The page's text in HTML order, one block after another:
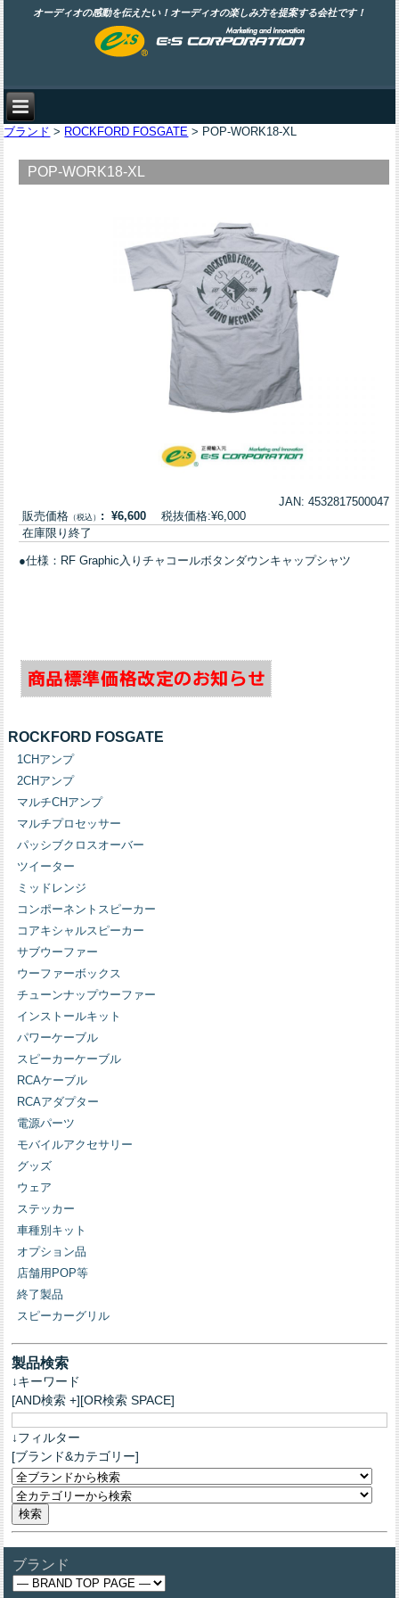
オーディオの感動を伝えたい！オーディオの楽しみ方を提案する会社です！
ブランド > ROCKFORD FOSGATE > POP-WORK18-XL
POP-WORK18-XL
JAN: 4532817500047
販売価格 （税込） : ¥6,600 税抜価格:¥6,000
在庫限り終了
●仕様：RF Graphic入りチャコールボタンダウンキャップシャツ
ROCKFORD FOSGATE
1CHアンプ
2CHアンプ
マルチCHアンプ
マルチプロセッサー
パッシブクロスオーバー
ツイーター
ミッドレンジ
コンポーネントスピーカー
コアキシャルスピーカー
サブウーファー
ウーファーボックス
チューンナップウーファー
インストールキット
パワーケーブル
スピーカーケーブル
RCAケーブル
RCAアダプター
電源パーツ
モバイルアクセサリー
グッズ
ウェア
ステッカー
車種別キット
オプション品
店舗用POP等
終了製品
スピーカーグリル
製品検索
↓キーワード
[AND検索 +][OR検索 SPACE]
↓フィルター
[ブランド&カテゴリー]
ブランド